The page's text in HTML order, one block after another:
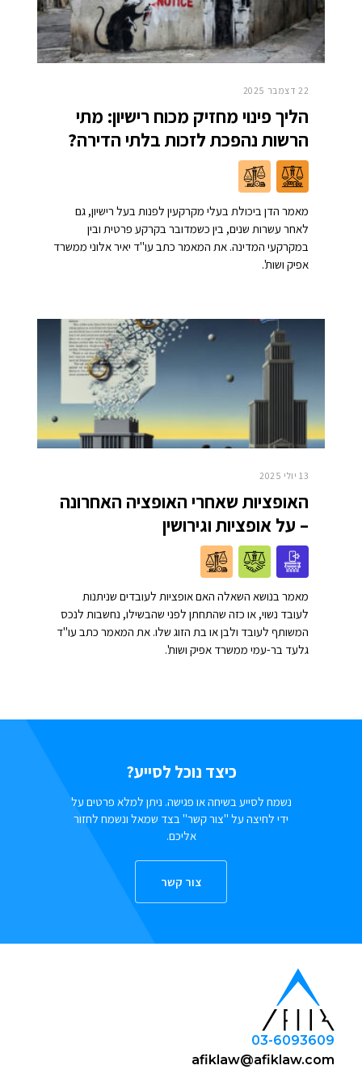
22 דצמבר 2025
הליך פינוי מחזיק מכוח רישיון: מתי
הרשות נהפכת לזכות בלתי הדירה?
מאמר הדן ביכולת בעלי מקרקעין לפנות בעל רישיון, גם
לאחר עשרות שנים, בין כשמדובר בקרקע פרטית ובין
במקרקעי המדינה. את המאמר כתב עו"ד יאיר אלוני ממשרד
אפיק ושות'.
13 יולי 2025
האופציות שאחרי האופציה האחרונה
– על אופציות וגירושין
מאמר בנושא השאלה האם אופציות לעובדים שניתנות
לעובד נשוי, או כזה שהתחתן לפני שהבשילו, נחשבות לנכס
המשותף לעובד ולבן או בת הזוג שלו. את המאמר כתב עו"ד
גלעד בר-עמי ממשרד אפיק ושות'.
כיצד נוכל לסייע?
נשמח לסייע בשיחה או פגישה. ניתן למלא פרטים על
ידי לחיצה על "צור קשר" בצד שמאל ונשמח לחזור
אליכם.
צור קשר
03-6093609
afiklaw@afiklaw.com